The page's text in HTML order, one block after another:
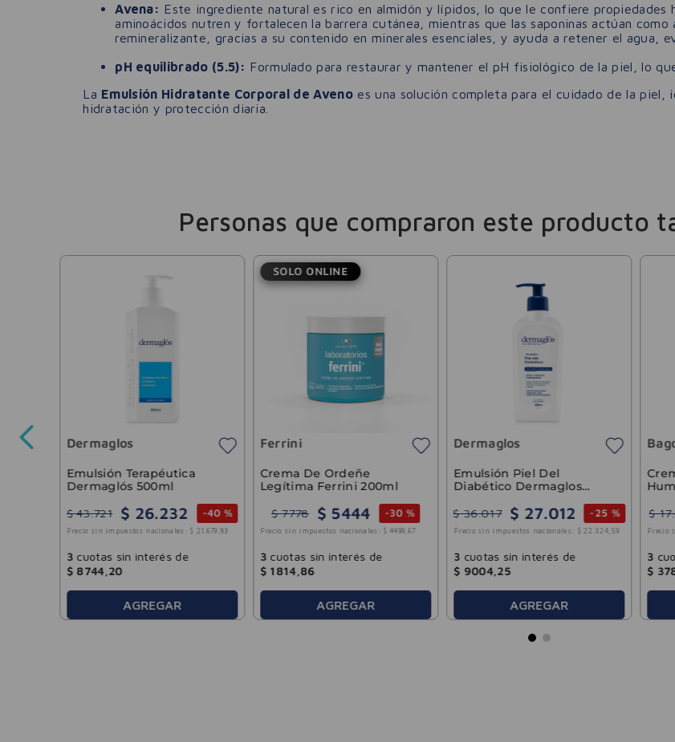
Avena: Este ingrediente natural es rico en almidón y lípidos, lo que le confiere propiedades
aminoácidos nutren y fortalecen la barrera cutánea, mientras que las saponinas actúan
remineralizante, gracias a su contenido en minerales esenciales, y ayuda a retener el agua,
pH equilibrado (5.5): Formulado para restaurar y mantener el pH fisiológico de la piel, lo
La Emulsión Hidratante Corporal de Aveno es una solución completa para el cuidado de la piel,
hidratación y protección diaria.
Personas que compraron este producto
25 % Dermaglos
Emulsión Terapéutica
Dermaglós 500ml
$ 43.721 $ 26.232 -40 %
Precio sin impuestos nacionales: $ 21 .679 ,83
3 cuotas sin interés de
$ 8744, 20
AGREGAR
SOLO ONLINE
Ferrini
Crema De Ordeñe
Legítima Ferrini 200ml
$ 7778 $ 5444 -30 %
Precio sin impuestos nacionales: $ 4499 67
3 cuotas sin interés de
$ 1814 ,86
AGREGAR
Dermaglos
Emulsión Piel Del
Diabético Dermaglos
$ 36.017 $ 27.012 -25 %
Precio sin impuestos nacionales: $ 22 324 59
3 cuotas sin interés de
$ 9004, 25
AGREGAR
$ 17.
Precio
3
$